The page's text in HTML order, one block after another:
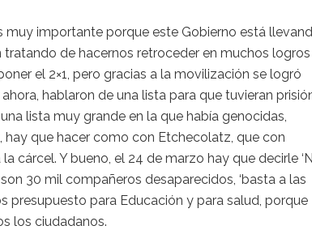
muy importante porque este Gobierno está
de hacernos retroceder en muchos logros
el 2×1, pero gracias a la movilización se logró
hablaron de una lista para que tuvieran
lista muy grande en la que había genocidas,
que hacer como con Etchecolatz, que con
cárcel. Y bueno, el 24 de marzo hay que decirle
30 mil compañeros desaparecidos, ‘basta a las
presupuesto para Educación y para salud, porque
los ciudadanos.